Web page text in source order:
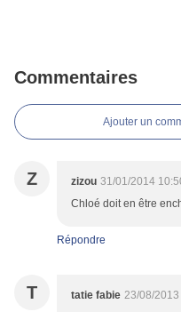
Commentaires
Ajouter un
Z zizou 31/01/2014
Chloé doit en être
Répondre
T tatie fabie 23/08/